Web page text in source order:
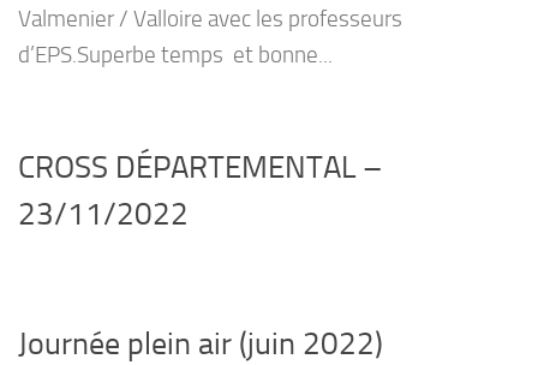
Valmenier / Valloire avec les professeurs
d’EPS.Superbe temps et bonne...
CROSS DÉPARTEMENTAL –
23/11/2022
Journée plein air (juin 2022)